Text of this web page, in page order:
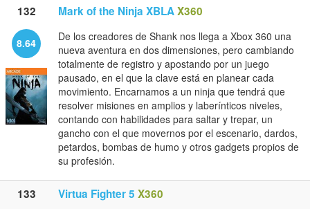
132 Mark of the Ninja XBLAX360
8.64
De los creadores de Shank nos llega a Xbox 360 una
nueva aventura en dos dimensiones, pero cambiando
totalmente de registro y apostando por un juego
pausado, en el que la clave está en planear cada
movimiento. Encarnamos a un ninja que tendrá que
resolver misiones en amplios y laberínticos niveles,
contando con habilidades para saltar y trepar, un
gancho con el que movernos por el escenario, dardos,
petardos, bombas de humo y otros gadgets propios de
su profesión.
133 Virtua Fighter 5 X360